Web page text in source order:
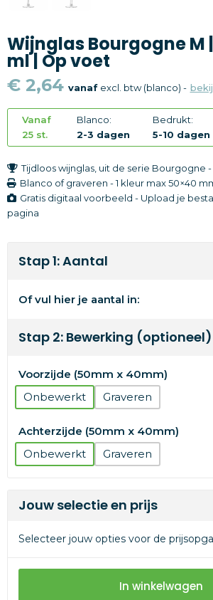
Gadgets
Textiel
Thema
Merken
Wijnglas Bourgogne M
ml | Op voet
€ 2,64 vanafexcl. btw (blanco) -
Vanaf
25 st.
Blanco:
2-3 dagen
Bedrukt:
5-10 dagen
Tijdloos wijnglas, uit de serie Bourgogne
Blanco of graveren -1 kleur max 50×40
Gratis digitaal voorbeeld - Upload je
pagina
Stap 1: Aantal
Of vul hier je aantal in:
Stap 2: Bewerking (optioneel)
Voorzijde (50mm x 40mm)
Onbewerkt
Graveren
Achterzijde (50mm x 40mm)
Onbewerkt
Graveren
Jouw selectie en prijs
Selecteer jouw opties voor de
In winkelwagen